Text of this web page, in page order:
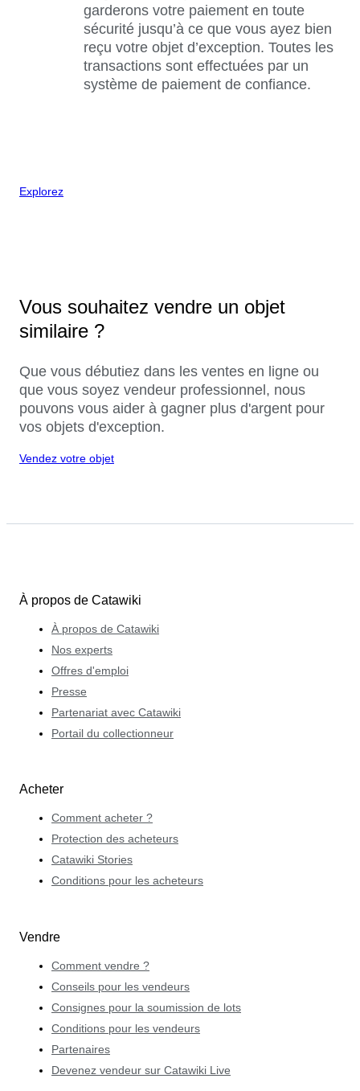
garderons votre paiement en toute
sécurité jusqu’à ce que vous ayez bien
reçu votre objet d’exception. Toutes les
transactions sont effectuées par un
système de paiement de confiance.
Explorez
Vous souhaitez vendre un objet
similaire ?
Que vous débutiez dans les ventes en ligne ou
que vous soyez vendeur professionnel, nous
pouvons vous aider à gagner plus d'argent pour
vos objets d'exception.
Vendez votre objet
À propos de Catawiki
À propos de Catawiki
Nos experts
Offres d'emploi
Presse
Partenariat avec Catawiki
Portail du collectionneur
Acheter
Comment acheter ?
Protection des acheteurs
Catawiki Stories
Conditions pour les acheteurs
Vendre
Comment vendre ?
Conseils pour les vendeurs
Consignes pour la soumission de lots
Conditions pour les vendeurs
Partenaires
Devenez vendeur sur Catawiki Live